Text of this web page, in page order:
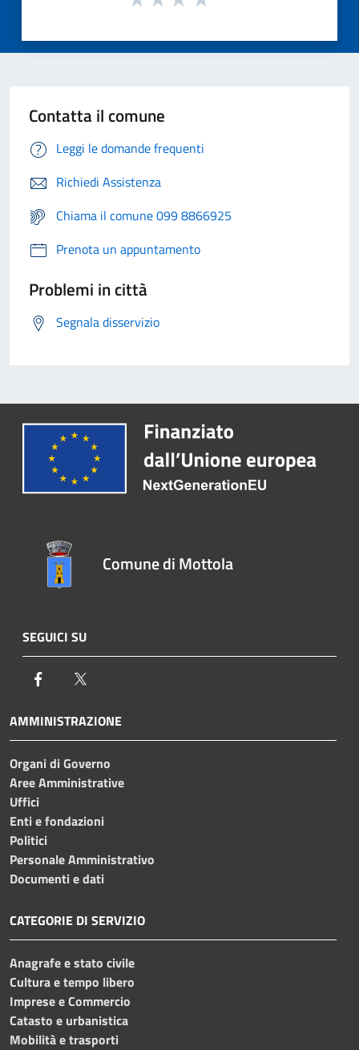
Contatta il comune
Leggi le domande frequenti
Richiedi Assistenza
Chiama il comune 099 8866925
Prenota un appuntamento
Problemi in città
Segnala disservizio
Comune di Mottola
SEGUICI SU
Facebook
AMMINISTRAZIONE
Organi di Governo
Aree Amministrative
Uffici
Enti e fondazioni
Politici
Personale Amministrativo
Documenti e dati
CATEGORIE DI SERVIZIO
Anagrafe e stato civile
Cultura e tempo libero
Imprese e Commercio
Catasto e urbanistica
Mobilità e trasporti